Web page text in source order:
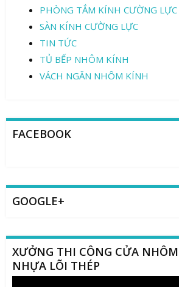
PHÒNG TẮM KÍNH CƯỜNG LỰC
SÀN KÍNH CƯỜNG LỰC
TIN TỨC
TỦ BẾP NHÔM KÍNH
VÁCH NGĂN NHÔM KÍNH
FACEBOOK
GOOGLE+
XƯỞNG THI CÔNG CỬA
NHỰA LÕI THÉP